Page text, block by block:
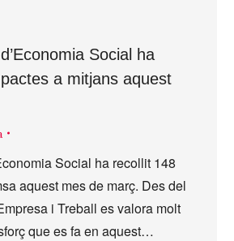
Social ha
a mitjans aquest
Social ha recollit 148
aquest mes de març. Des del
i Treball es valora molt
que es fa en aquest…